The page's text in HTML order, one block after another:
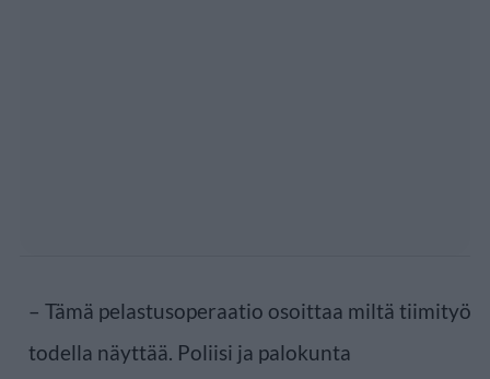
– Tämä pelastusoperaatio osoittaa miltä tiimityö
todella näyttää. Poliisi ja palokunta